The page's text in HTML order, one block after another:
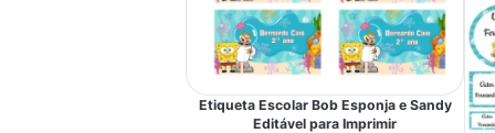
Etiqueta Escolar Bob Esponja e Sandy
Editável para Imprimir